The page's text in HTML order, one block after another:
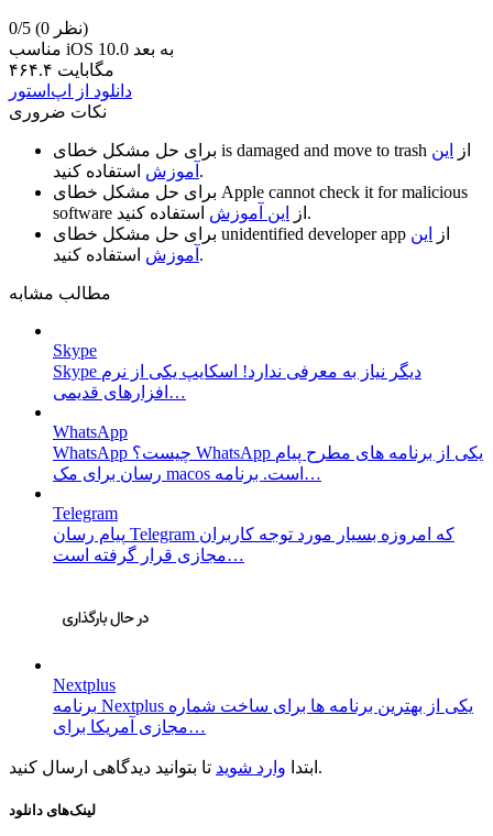
0/5
(0 نظر)
مناسب iOS 10.0 به بعد
۴۶۴.۴ مگابایت
دانلود از اپ‌استور
نکات ضروری
is damaged and move to trash از
این
آموزش استفاده کنید.
Apple cannot check it for malicious
software
از این آموزش
استفاده کنید.
unidentified developer app از
این
آموزش استفاده کنید.
مطالب مشابه
Skype
Skype دیگر نیاز به معرفی ندارد! اسکایپ یکی از نرم
افزار‌های قدیمی…
WhatsApp
WhatsApp چیست؟ WhatsApp یکی از برنامه های مطرح پیام
رسان برای مک macos است. برنامه…
Telegram
پیام رسان Telegram که امروزه بسیار مورد توجه کاربران
مجازی قرار گرفته است…
Nextplus
برنامه Nextplus یکی از بهترین برنامه ها برای ساخت شماره
مجازی آمریکا برای…
ابتدا وارد شوید تا بتوانید دیدگاهی ارسال کنید.
لینک‌های دانلود